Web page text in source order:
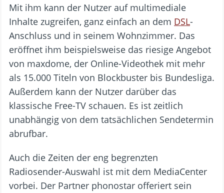
Mit ihm kann der Nutzer auf multimediale
Inhalte zugreifen, ganz einfach an dem DSL-
Anschluss und in seinem Wohnzimmer. Das
eröffnet ihm beispielsweise das riesige Angebot
von maxdome, der Online-Videothek mit mehr
als 15.000 Titeln von Blockbuster bis Bundesliga.
Außerdem kann der Nutzer darüber das
klassische Free-TV schauen. Es ist zeitlich
unabhängig von dem tatsächlichen Sendetermin
abrufbar.
Auch die Zeiten der eng begrenzten
Radiosender-Auswahl ist mit dem MediaCenter
vorbei. Der Partner phonostar offeriert sein